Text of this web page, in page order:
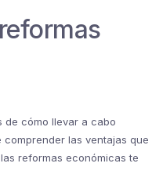
de cómo llevar a cabo
las ventajas que
reformas económicas te